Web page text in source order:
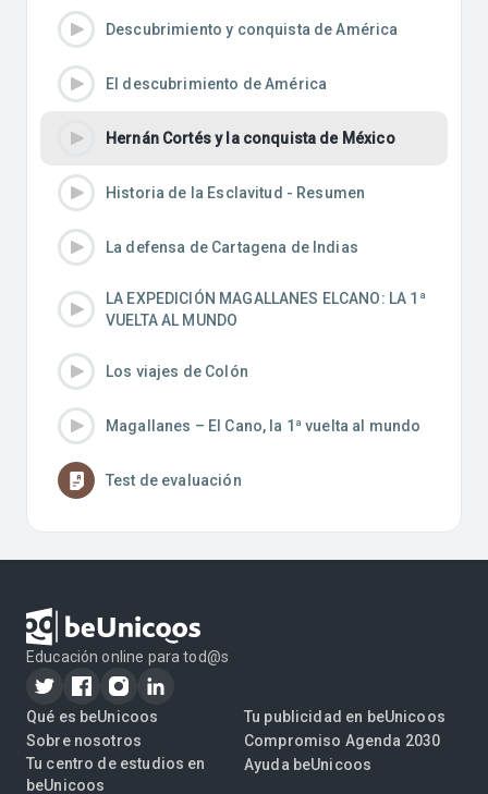
Descubrimiento y conquista de América
El descubrimiento de América
Hernán Cortés y la conquista de México
Historia de la Esclavitud - Resumen
La defensa de Cartagena de Indias
LA EXPEDICIÓN MAGALLANES ELCANO: LA 1ª
VUELTA AL MUNDO
Los viajes de Colón
Magallanes – El Cano, la 1ª vuelta al mundo
Test de evaluación
Educación online para tod@s
Qué es beUnicoos
Sobre nosotros
Tu centro de estudios en
beUnicoos
Tu publicidad en beUnicoos
Compromiso Agenda 2030
Ayuda beUnicoos